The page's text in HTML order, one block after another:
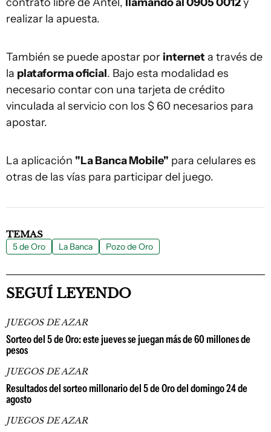
realizar la apuesta.
También se puede apostar por internet a través de
la plataforma oficial. Bajo esta modalidad es
necesario contar con una tarjeta de crédito
vinculada al servicio con los $ 60 necesarios para
apostar.
La aplicación "La Banca Mobile" para celulares es
otras de las vías para participar del juego.
TEMAS
5 de Oro La Banca Pozo de Oro
SEGUÍ LEYENDO
JUEGOS DE AZAR
Sorteo del 5 de Oro: este jueves se juegan más de 60 millones de
pesos
JUEGOS DE AZAR
Resultados del sorteo millonario del 5 de Oro del domingo 24 de
agosto
JUEGOS DE AZAR